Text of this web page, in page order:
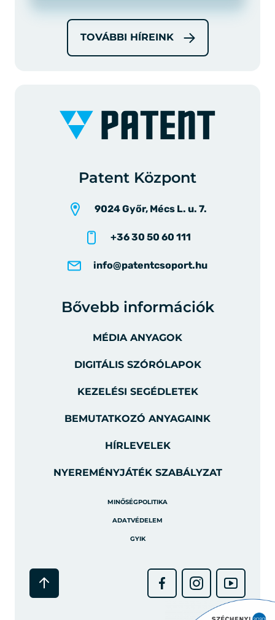
TOVÁBBI HÍREINK
Patent Központ
9024 Győr, Mécs L. u. 7.
+36 30 50 60 111
info@patentcsoport.hu
Bővebb információk
MÉDIA ANYAGOK
DIGITÁLIS SZÓRÓLAPOK
KEZELÉSI SEGÉDLETEK
BEMUTATKOZÓ ANYAGAINK
HÍRLEVELEK
NYEREMÉNYJÁTÉK SZABÁLYZAT
MINŐSÉGPOLITIKA
ADATVÉDELEM
GYIK